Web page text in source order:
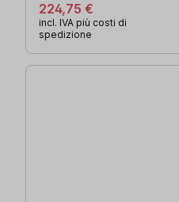
224,75 €
incl. IVA più costi di
spedizione